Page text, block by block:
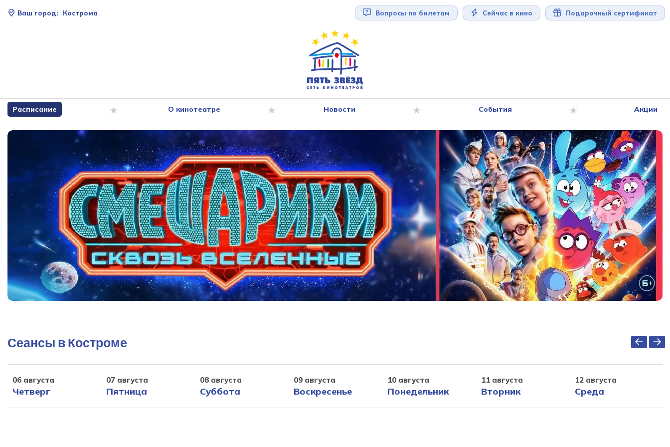
Ваш город: Кострома Вопросы по билетам Сейчас в кино Подарочный сертификат
Расписание О кинотеатре Новости События Акции
Сеансы в Костроме
06 августа
Четверг
07 августа
Пятница
08 августа
Суббота
09 августа
Воскресенье
10 августа
Понедельник
11 августа
Вторник
12 августа
Среда